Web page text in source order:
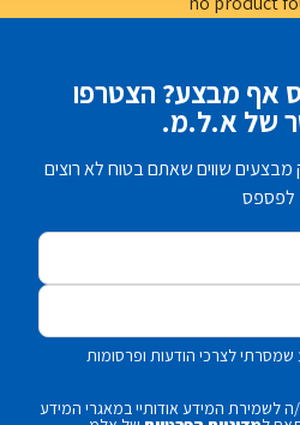
אף מבצע? הצטרפו
של א.ל.מ.
שווים שאתם בטוח לא רוצים
לפספס
לצרכי הודעות ופרסומות
לשמירת המידע אודותיי במאגרי המידע